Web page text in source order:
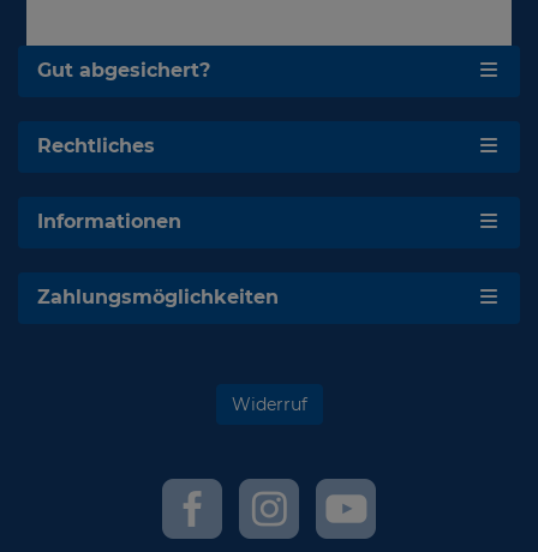
Gut abgesichert?
Rechtliches
Informationen
Zahlungsmöglichkeiten
Widerruf